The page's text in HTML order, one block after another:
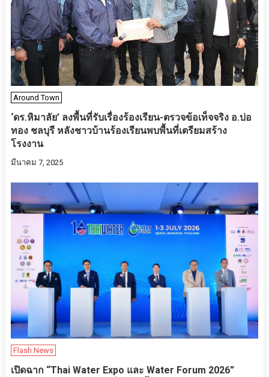
Around Town
‘ดร.หิมาลัย’ ลงพื้นที่รับเรื่องร้องเรียน-ตรวจข้อเท็จจริง อ.บ่อ
ทอง ชลบุรี หลังชาวบ้านร้องเรียนพบพื้นที่เตรียมสร้าง
โรงงาน
มีนาคม 7, 2025
Flash News
เปิดฉาก “Thai Water Expo และ Water Forum 2026”